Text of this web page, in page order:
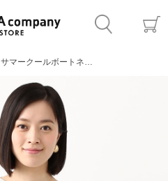
サマークールボートネックプルオーバー